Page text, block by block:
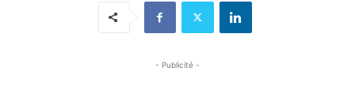
- Publicité -